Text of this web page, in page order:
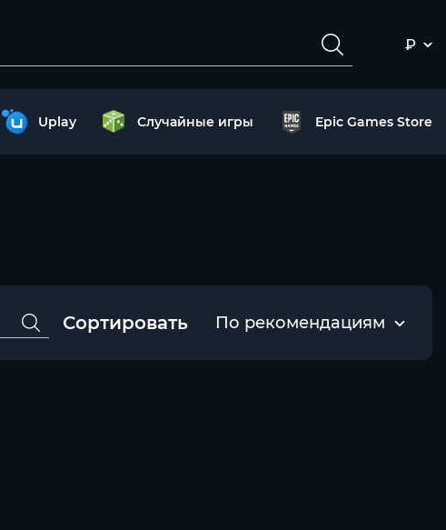
₽
Uplay Случайные игры Epic Games Store
Сортировать По рекомендациям